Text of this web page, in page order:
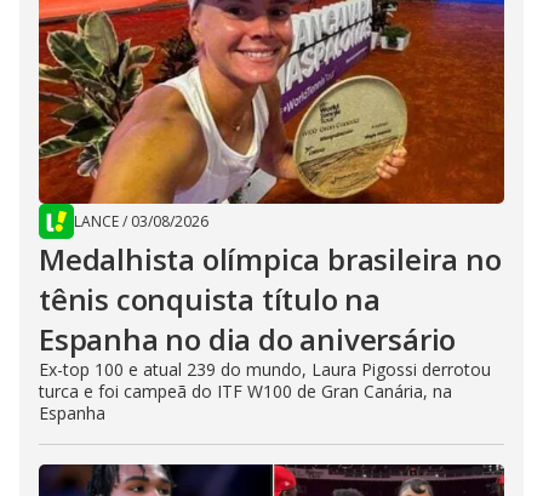
LANCE/ 03/08/2026
Medalhista olímpica brasileira no
tênis conquista título na
Espanha no dia do aniversário
Ex-top 100 e atual 239 do mundo, Laura Pigossi derrotou
turca e foi campeã do ITF W100 de Gran Canária, na
Espanha